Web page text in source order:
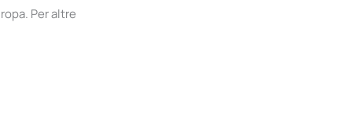
Per altre